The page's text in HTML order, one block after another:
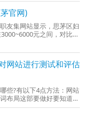
官网)
友集网站显示，思茅区妇
元之间，对比本
网站进行测试和评估
些?有以下4点方法：网站
布局这部要做好要知道关
的排名和权重，所以我